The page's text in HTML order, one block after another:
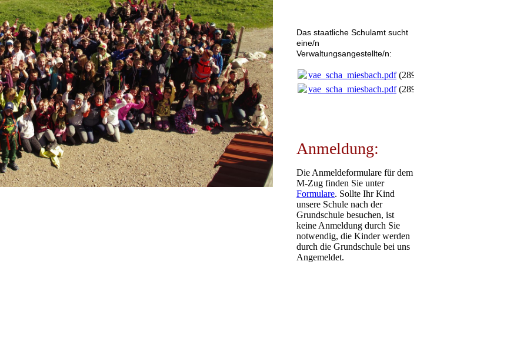
Das staatliche Schulamt sucht
eine/n
Verwaltungsangestellte/n:
vae_scha_miesbach.pdf(289.25KB)
vae_scha_miesbach.pdf(289.25KB)
Anmeldung:
Die Anmeldeformulare für dem
M-Zug finden Sie unter
Formulare. Sollte Ihr Kind
unsere Schule nach der
Grundschule besuchen, ist
keine Anmeldung durch Sie
notwendig, die Kinder werden
durch die Grundschule bei uns
Angemeldet.